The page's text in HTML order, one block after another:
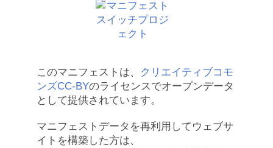
このマニフェストは、
クリエイティブコモ
ンズCC-BYのライセンスでオープンデータ
として提供されています。
マニフェストデータを再利用してウェブサ
イトを構築した方は、